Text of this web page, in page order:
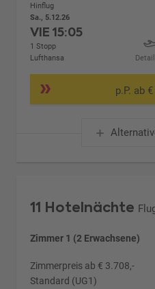
Hinflug
Sa., 5.12.26
VIE15:05
1 Stopp
Lufthansa
p.P. ab
11 Hotelnächte
Zimmer 1 (2 Erwachsene)
Zimmerpreis ab € 3.708,-
Standard (UG1)